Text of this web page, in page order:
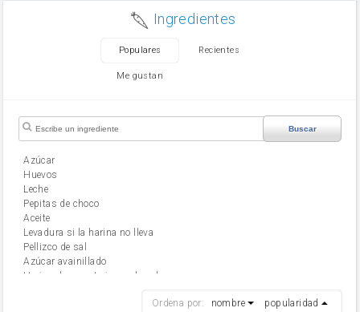
Ingredientes
Populares Recientes
Me gustan
Buscar
Azúcar
huevos
leche
Pepitas de choco
aceite
Levadura si la harina no lleva
Pellizco de sal
Azúcar avainillado
Harina de reposteria con levadura
Ordena por: nombre popularidad